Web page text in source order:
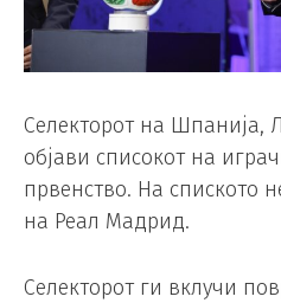
Селекторот на Шпанија,
објави списокот на
првенство. На спиското
на Реал Мадрид.
Селекторот ги вклучи